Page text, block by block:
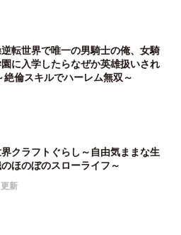
逆転世界で唯一の男騎士の俺、女騎
に入学したらなぜか英雄扱いされ
絶倫スキルでハーレム無双～
クラフトぐらし～自由気ままな生
ほのぼのスローライフ～
新